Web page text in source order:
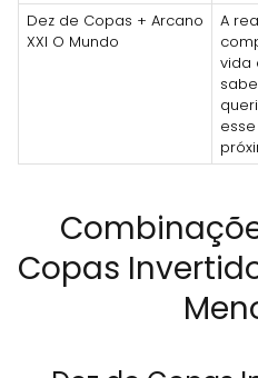
Dez de Copas + Arcano
XXI O Mundo
A
vida
Copas